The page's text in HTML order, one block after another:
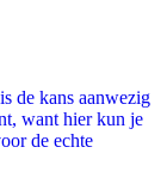
de kans aanwezig
want hier kun je
de echte